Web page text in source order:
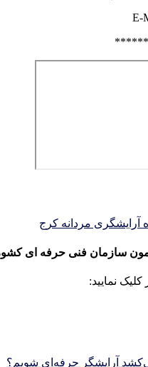
E-
سازمان فنی حرفه ای
نمایید:
آرایشگر حرفه‌ای شویم؟